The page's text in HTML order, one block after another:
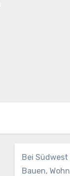
Bei
Bauen,